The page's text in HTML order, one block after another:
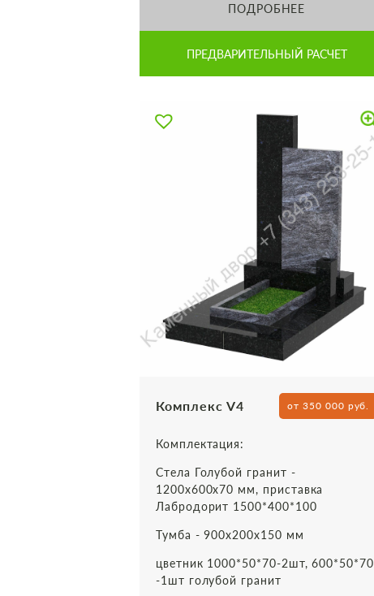
ПОДРОБНЕЕ
ПРЕДВАРИТЕЛЬНЫЙ РАСЧЕТ
Комплекс V4 от 350 000 руб.
Комплектация:
Стела Голубой гранит -
1200х600х70 мм, приставка
Лабродорит 1500*400*100
Тумба - 900х200х150 мм
цветник 1000*50*70-2шт, 600*50*70
-1шт голубой гранит